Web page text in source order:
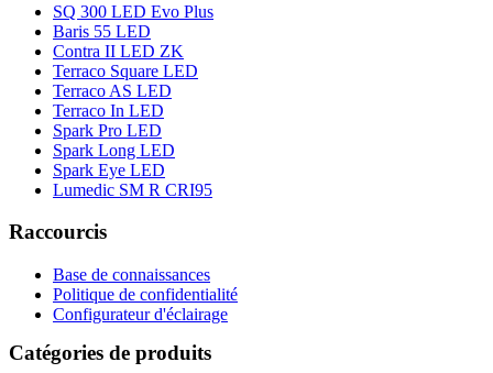
SQ 300 LED Evo Plus
Baris 55 LED
Contra II LED ZK
Terraco Square LED
Terraco AS LED
Terraco In LED
Spark Pro LED
Spark Long LED
Spark Eye LED
Lumedic SM R CRI95
Raccourcis
Base de connaissances
Politique de confidentialité
Configurateur d'éclairage
Catégories de produits